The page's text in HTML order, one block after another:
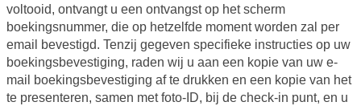
voltooid, ontvangt u een ontvangst op het scherm
boekingsnummer, die op hetzelfde moment worden zal per
email bevestigd. Tenzij gegeven specifieke instructies op uw
boekingsbevestiging, raden wij u aan een kopie van uw e-
mail boekingsbevestiging af te drukken en een kopie van het
te presenteren, samen met foto-ID, bij de check-in punt, en u